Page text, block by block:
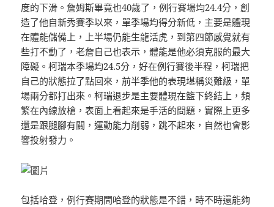
度的下滑。詹姆斯畢竟也40歲了，例行賽場均24.4分，創
造了他自新秀賽季以來，單季場均得分新低，主要是體現
在體能儲備上，上半場仍能生龍活虎，到第四節感覺就有
些打不動了，老詹自己也表示，體能是他必須克服的最大
障礙。柯瑞本季場均24.5分，好在例行賽後半程，柯瑞把
自己的狀態拉了點回來，前半季他的表現堪稱災難級，單
場兩分都打出來。柯瑞退步是主要體現在籃下終結上，頻
繁在內線放槍，表面上看起來是手活的問題，實際上更多
還是跟腿腳有關，運動能力削弱，跳不起來，自然也會影
響投射發力。
包括哈登，例行賽期間哈登的狀態是不錯，時不時還能夠